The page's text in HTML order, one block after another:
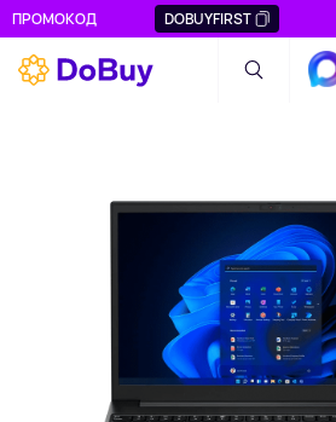
ПРОМОКОД DOBUYFIRST